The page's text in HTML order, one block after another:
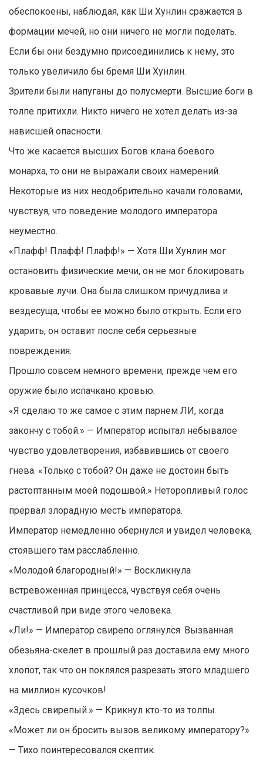
обеспокоены, наблюдая, как Ши Хунлин сражается в
формации мечей, но они ничего не могли поделать.
Если бы они бездумно присоединились к нему, это
только увеличило бы бремя Ши Хунлин.
Зрители были напуганы до полусмерти. Высшие боги в
толпе притихли. Никто ничего не хотел делать из-за
нависшей опасности.
Что же касается высших Богов клана боевого
монарха, то они не выражали своих намерений.
Некоторые из них неодобрительно качали головами,
чувствуя, что поведение молодого императора
неуместно.
«Плафф! Плафф! Плафф!» — Хотя Ши Хунлин мог
остановить физические мечи, он не мог блокировать
кровавые лучи. Она была слишком причудлива и
вездесуща, чтобы ее можно было открыть. Если его
ударить, он оставит после себя серьезные
повреждения.
Прошло совсем немного времени, прежде чем его
оружие было испачкано кровью.
«Я сделаю то же самое с этим парнем ЛИ, когда
закончу с тобой.» — Император испытал небывалое
чувство удовлетворения, избавившись от своего
гнева. «Только с тобой? Он даже не достоин быть
растоптанным моей подошвой.» Неторопливый голос
прервал злорадную месть императора.
Император немедленно обернулся и увидел человека,
стоявшего там расслабленно.
«Молодой благородный!» — Воскликнула
встревоженная принцесса, чувствуя себя очень
счастливой при виде этого человека.
«Ли!» — Император свирепо оглянулся. Вызванная
обезьяна-скелет в прошлый раз доставила ему много
хлопот, так что он поклялся разрезать этого младшего
на миллион кусочков!
«Здесь свирепый.» — Крикнул кто-то из толпы.
«Может ли он бросить вызов великому императору?»
— Тихо поинтересовался скептик.